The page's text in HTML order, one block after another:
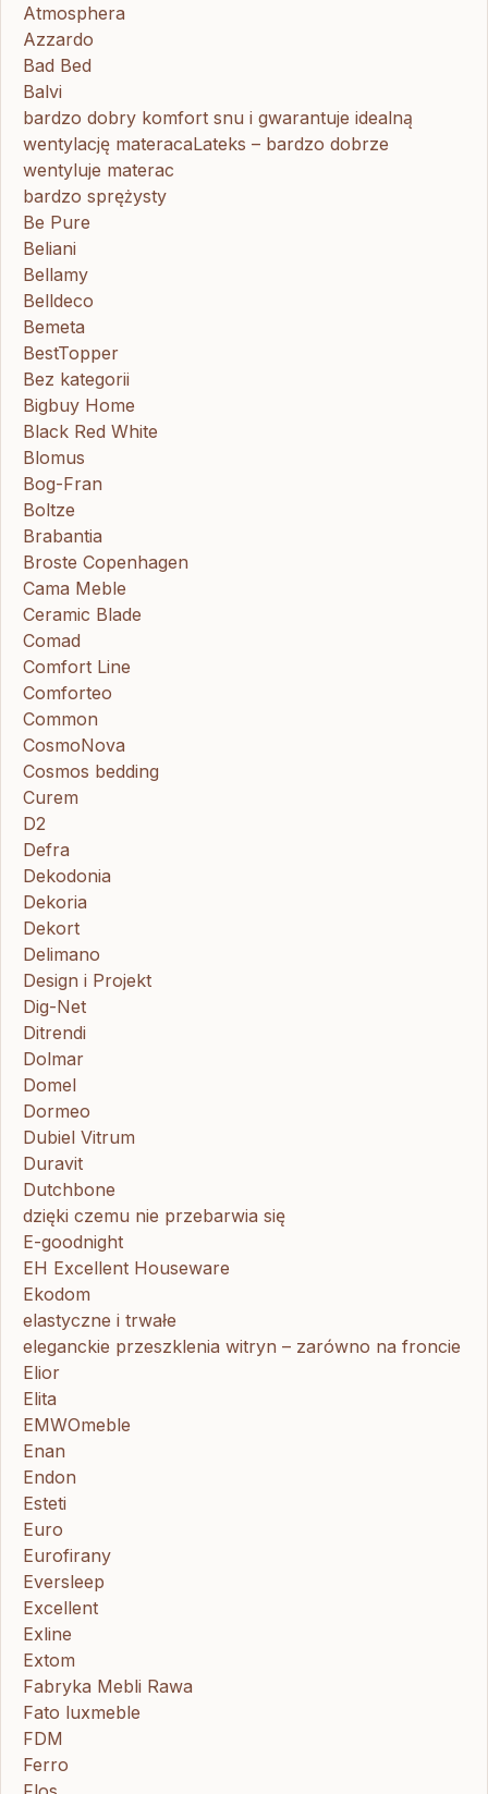
Atmosphera
Azzardo
Bad Bed
Balvi
bardzo dobry komfort snu i gwarantuje idealną
wentylację materacaLateks – bardzo dobrze
wentyluje materac
bardzo sprężysty
Be Pure
Beliani
Bellamy
Belldeco
Bemeta
BestTopper
Bez kategorii
Bigbuy Home
Black Red White
Blomus
Bog-Fran
Boltze
Brabantia
Broste Copenhagen
Cama Meble
Ceramic Blade
Comad
Comfort Line
Comforteo
Common
CosmoNova
Cosmos bedding
Curem
D2
Defra
Dekodonia
Dekoria
Dekort
Delimano
Design i Projekt
Dig-Net
Ditrendi
Dolmar
Domel
Dormeo
Dubiel Vitrum
Duravit
Dutchbone
dzięki czemu nie przebarwia się
E-goodnight
EH Excellent Houseware
Ekodom
elastyczne i trwałe
eleganckie przeszklenia witryn – zarówno na froncie
Elior
Elita
EMWOmeble
Enan
Endon
Esteti
Euro
Eurofirany
Eversleep
Excellent
Exline
Extom
Fabryka Mebli Rawa
Fato luxmeble
FDM
Ferro